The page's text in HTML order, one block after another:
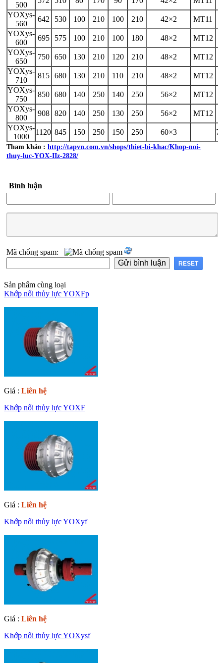
500
YOXys-
560
642 530 100 210 100 210 42×2 MT11
YOXys-
600
695 575 100 210 100 180 48×2 MT12
YOXys-
650
750 650 130 210 120 210 48×2 MT12
YOXys-
710
815 680 130 210 110 210 48×2 MT12
YOXys-
750
850 680 140 250 140 250 56×2 MT12
YOXys-
800
908 820 140 250 130 250 56×2 MT12
YOXys-
1000
1120 845 150 250 150 250 60×3
Tham khảo : http://tapvn.com.vn/shops/thiet-bi-khac/Khop-noi-
thuy-luc-YOX-IIz-2828/
Bình luận
Mã chống spam:
Sản phẩm cùng loại
Khớp nối thủy lực YOXFp
Giá : Liên hệ
Khớp nối thủy lực YOXF
Giá : Liên hệ
Khớp nối thủy lực YOXyf
Giá : Liên hệ
Khớp nối thủy lực YOXysf